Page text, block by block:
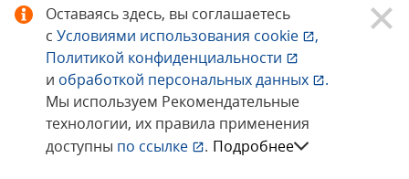
Оставаясь здесь, вы соглашаетесь
с Условиями использования cookie
,
Политикой конфиденциальности
и обработкой персональных данных
.
Мы используем Рекомендательные
технологии, их правила применения
доступны по ссылке . Подробнее
© 1998−2026 «1С‑Рарус» ®. Все права
защищены.
Сообщить об ошибке